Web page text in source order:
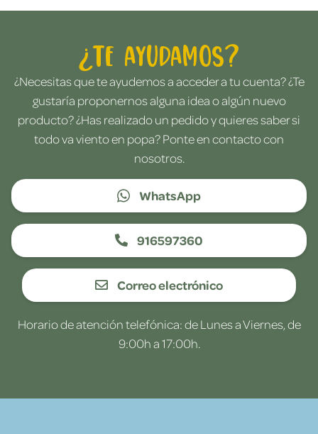
¿Te ayudamos?
¿Necesitas que te ayudemos a acceder a tu cuenta? ¿Te
gustaría proponernos alguna idea o algún nuevo
producto? ¿Has realizado un pedido y quieres saber si
todo va viento en popa? Ponte en contacto con
nosotros.
WhatsApp
916597360
Correo electrónico
Horario de atención telefónica: de Lunes a Viernes, de
9:00h a 17:00h.